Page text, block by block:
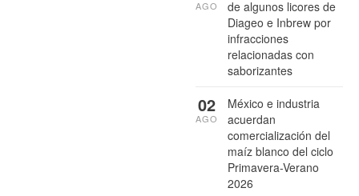
de algunos licores de
Diageo e Inbrew por
infracciones
relacionadas con
saborizantes
AGO
México e industria
acuerdan
comercialización del
maíz blanco del ciclo
Primavera-Verano
2026
02
AGO